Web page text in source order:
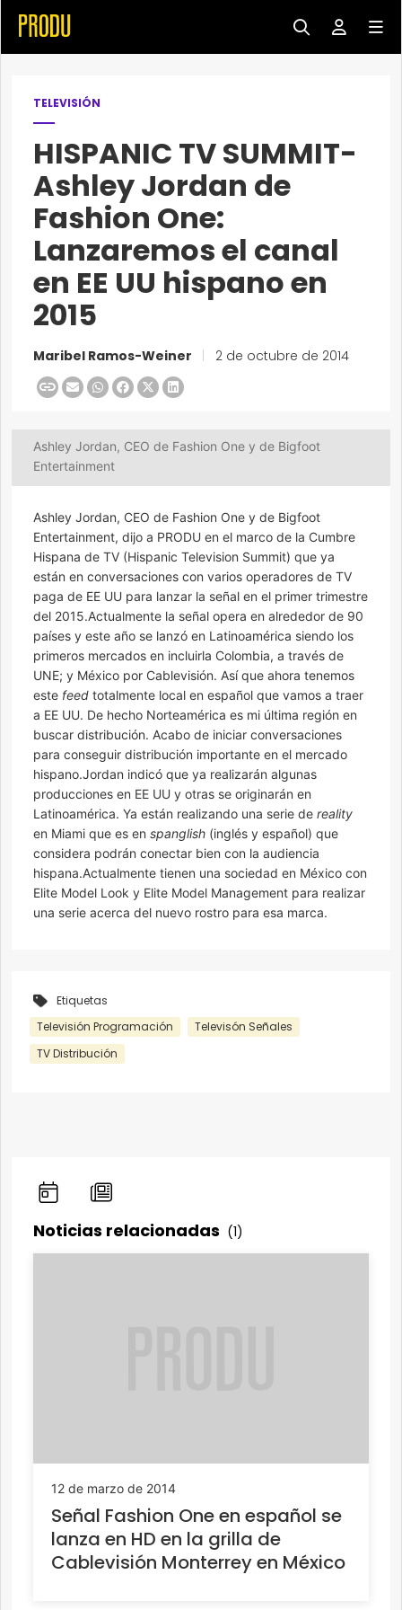
TELEVISIÓN
HISPANIC TV SUMMIT-
Ashley Jordan de
Fashion One:
Lanzaremos el canal
en EE UU hispano en
2015
Maribel Ramos-Weiner 2 de octubre de 2014
Ashley Jordan, CEO de Fashion One y de Bigfoot
Entertainment
Ashley Jordan, CEO de Fashion One y de Bigfoot
Entertainment, dijo a PRODU en el marco de la Cumbre
Hispana de TV (Hispanic Television Summit) que ya
están en conversaciones con varios operadores de TV
paga de EE UU para lanzar la señal en el primer trimestre
del 2015.Actualmente la señal opera en alrededor de 90
países y este año se lanzó en Latinoamérica siendo los
primeros mercados en incluirla Colombia, a través de
UNE; y México por Cablevisión. Así que ahora tenemos
este feed totalmente local en español que vamos a traer
a EE UU. De hecho Norteamérica es mi última región en
buscar distribución. Acabo de iniciar conversaciones
para conseguir distribución importante en el mercado
hispano.Jordan indicó que ya realizarán algunas
producciones en EE UU y otras se originarán en
Latinoamérica. Ya están realizando una serie de reality
en Miami que es en spanglish (inglés y español) que
considera podrán conectar bien con la audiencia
hispana.Actualmente tienen una sociedad en México con
Elite Model Look y Elite Model Management para realizar
una serie acerca del nuevo rostro para esa marca.
Etiquetas
Televisión Programación
Televisón Señales
TV Distribución
Noticias relacionadas (1)
12 de marzo de 2014
Señal Fashion One en español se
lanza en HD en la grilla de
Cablevisión Monterrey en México